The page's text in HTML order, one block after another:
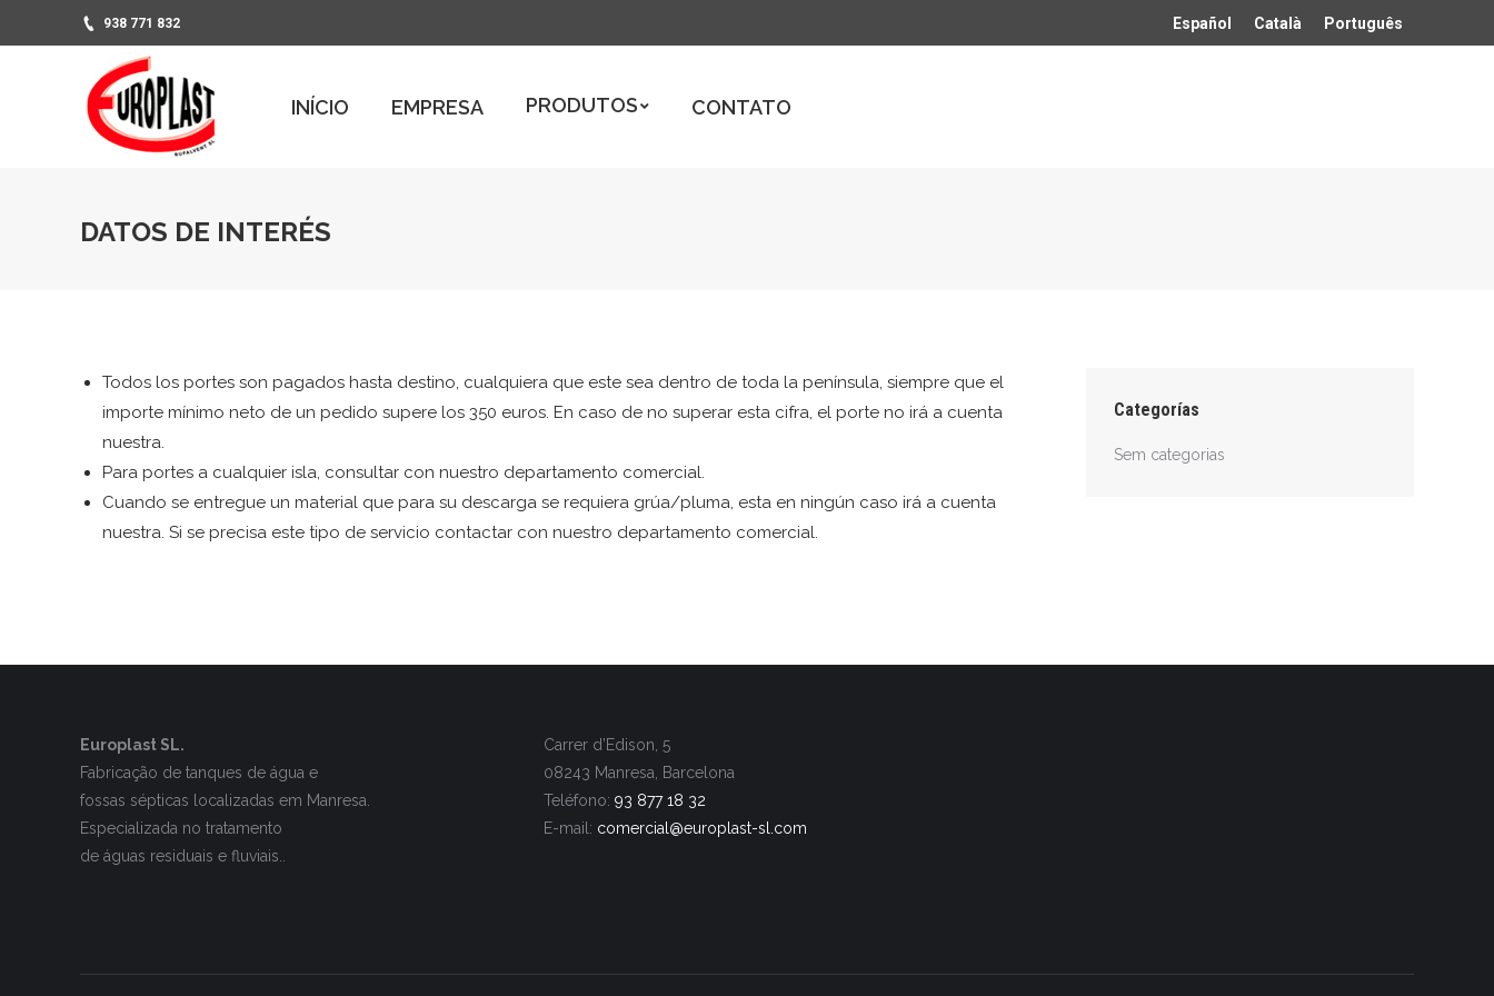
938 771 832 Español Català Português
INÍCIO EMPRESA PRODUTOS CONTATO
DATOS DE INTERÉS
Todos los portes son pagados hasta destino, cualquiera que este sea dentro de toda la península, siempre que el
importe mínimo neto de un pedido supere los 350 euros. En caso de no superar esta cifra, el porte no irá a cuenta
nuestra.
Para portes a cualquier isla, consultar con nuestro departamento comercial.
Cuando se entregue un material que para su descarga se requiera grúa/pluma, esta en ningún caso irá a cuenta
nuestra. Si se precisa este tipo de servicio contactar con nuestro departamento comercial.
Categorías
Sem categorias
Europlast SL.
Fabricação de tanques de água e
fossas sépticas localizadas em Manresa.
Especializada no tratamento
de águas residuais e fluviais..
Carrer d’Edison, 5
08243 Manresa, Barcelona
Teléfono: 93 877 18 32
E-mail: comercial@europlast-sl.com